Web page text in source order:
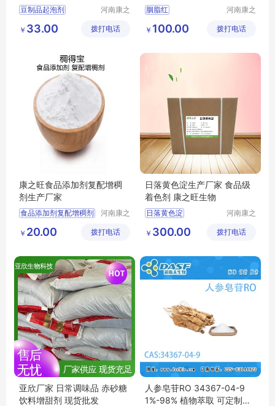
添加剂康之旺品质保证
豆制品起泡剂
河南康之
技有限公
￥ 33.00 拨打电话
证
胭脂红
河南康之
技有限公
￥ 100.00 拨打电话
康之旺食品添加剂复配增稠
剂生产厂家
食品添加剂复配增稠剂
河南康之
技有限公
￥ 20.00 拨打电话
日落黄色淀生产厂家 食品级
着色剂 康之旺生物
日落黄色淀
河南康之
技有限公
￥ 300.00 拨打电话
亚欣厂家 日常调味品 赤砂糖
饮料增甜剂 现货批发
人参皂苷RO 34367-04-9
1%-98% 植物萃取 可定制各